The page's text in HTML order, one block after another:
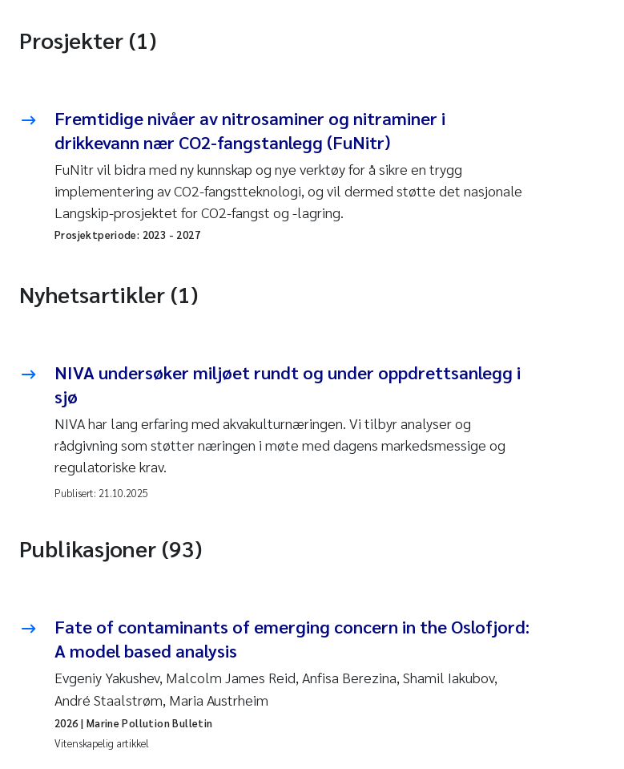
Prosjekter (1)
Fremtidige nivåer av nitrosaminer og nitraminer i
drikkevann nær CO2-fangstanlegg (FuNitr)
FuNitr vil bidra med ny kunnskap og nye verktøy for å sikre en trygg
implementering av CO2-fangstteknologi, og vil dermed støtte det nasjonale
Langskip-prosjektet for CO2-fangst og -lagring.
Prosjektperiode: 2023 - 2027
Nyhetsartikler (1)
NIVA undersøker miljøet rundt og under oppdrettsanlegg i
sjø
NIVA har lang erfaring med akvakulturnæringen. Vi tilbyr analyser og
rådgivning som støtter næringen i møte med dagens markedsmessige og
regulatoriske krav.
Publisert: 21.10.2025
Publikasjoner (93)
Fate of contaminants of emerging concern in the Oslofjord:
A model based analysis
Evgeniy Yakushev, Malcolm James Reid, Anfisa Berezina, Shamil Iakubov,
André Staalstrøm, Maria Austrheim
Vitenskapelig artikkel
2026 | Marine Pollution Bulletin